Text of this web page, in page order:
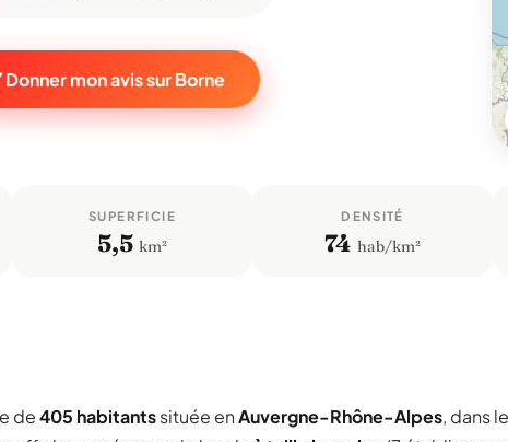
Donner mon avis sur Borne
SUPERFICIE
5,5 km²
DENSITÉ
74 hab/km²
de405 habitantssituée enAuvergne-Rhône-Alpes, dans